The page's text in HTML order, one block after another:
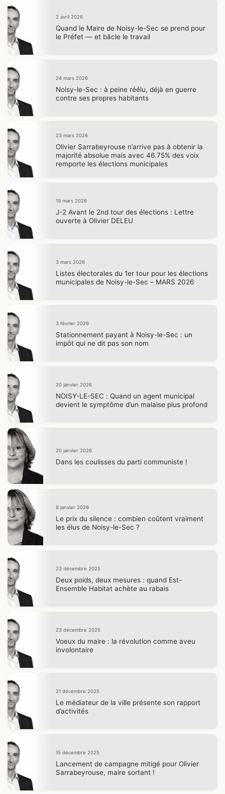
2 avril 2026
Quand le Maire de Noisy-le-Sec se prend pour
le Préfet — et bâcle le travail
24 mars 2026
Noisy-le-Sec : à peine réélu, déjà en guerre
contre ses propres habitants
23 mars 2026
Olivier Sarrabeyrouse n’arrive pas à obtenir la
majorité absolue mais avec 46.75% des voix
remporte les élections municipales
19 mars 2026
J-2 Avant le 2nd tour des élections : Lettre
ouverte à Olivier DELEU
3 mars 2026
Listes électorales du 1er tour pour les élections
municipales de Noisy-le-Sec – MARS 2026
3 février 2026
Stationnement payant à Noisy-le-Sec : un
impôt qui ne dit pas son nom
20 janvier 2026
NOISY-LE-SEC : Quand un agent municipal
devient le symptôme d’un malaise plus profond
20 janvier 2026
Dans les coulisses du parti communiste !
8 janvier 2026
Le prix du silence : combien coûtent vraiment
les élus de Noisy-le-Sec ?
23 décembre 2025
Deux poids, deux mesures : quand Est-
Ensemble Habitat achète au rabais
23 décembre 2025
Voeux du maire : la révolution comme aveu
involontaire
21 décembre 2025
Le médiateur de la ville présente son rapport
d’activités
15 décembre 2025
Lancement de campagne mitigé pour Olivier
Sarrabeyrouse, maire sortant !